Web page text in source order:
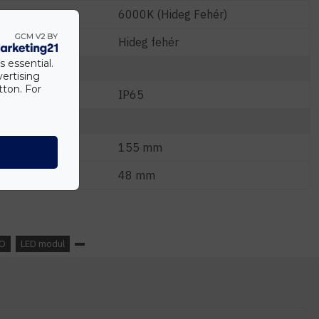
6000K (Hideg Fehér)
Hideg fehér
IP65
155 mm
48 mm
LED modul
essential.
For